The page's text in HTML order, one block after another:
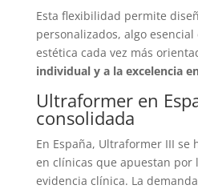
Esta flexibilidad permite
personalizados, algo
estética cada vez más
individual y a la excelencia
Ultraformer en
consolidada
En España, Ultraformer III se
en clínicas que apuestan por
evidencia clínica. La